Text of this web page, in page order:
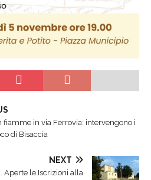
fiamme in via Ferrovia: intervengono i
di Bisaccia
NEXT
Aperte le Iscrizioni alla